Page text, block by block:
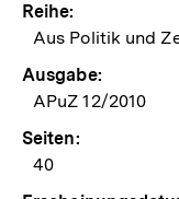
Reihe:
Aus Politik und
Ausgabe:
APuZ 12/2010
Seiten:
40